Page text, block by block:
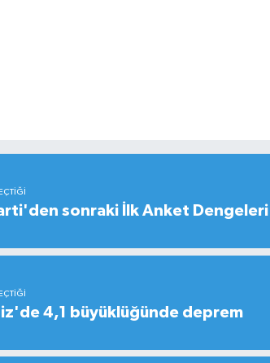
sonraki İlk Anket Dengeleri
4,1 büyüklüğünde deprem